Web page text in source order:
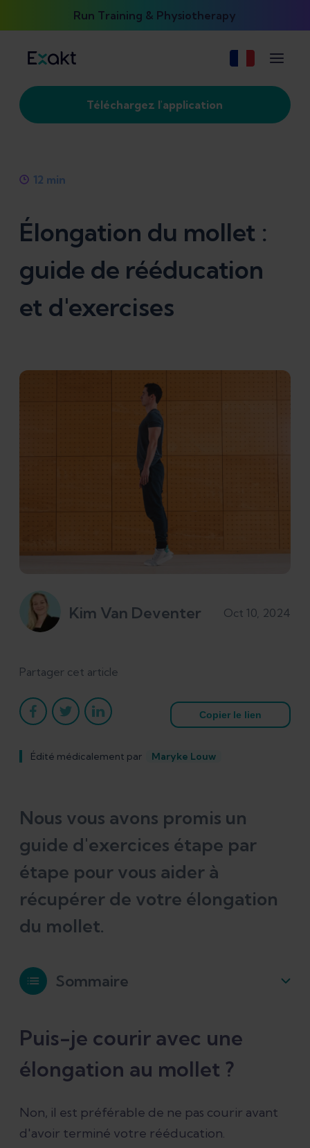
Run Training & Physiotherapy
Téléchargez l'application
12 min
Élongation du mollet :
guide de rééducation
et d'exercises
Kim Van Deventer Oct 10, 2024
Partager cet article
Copier le lien
Édité médicalement par Maryke Louw
Nous vous avons promis un
guide d'exercices étape par
étape pour vous aider à
récupérer de votre élongation
du mollet.
Sommaire
Puis-je courir avec une élongation au
mollet ?
toujours au mollet en courant ?
Puis-je courir avec une
élongation au mollet ?
Non, il est préférable de ne pas courir avant
d'avoir terminé votre rééducation.